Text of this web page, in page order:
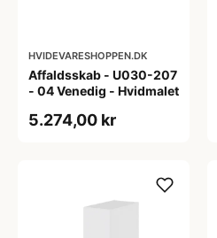
HVIDEVARESHOPPEN.DK
Affaldsskab - U030-207
- 04 Venedig - Hvidmalet
5.274,00 kr